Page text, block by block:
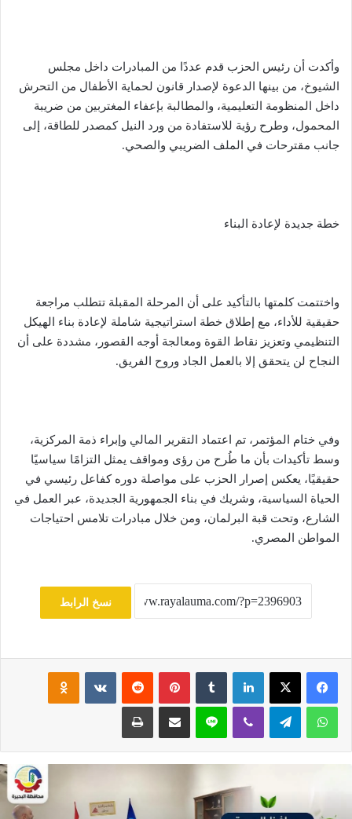
وأكدت أن رئيس الحزب قدم عددًا من المبادرات داخل مجلس
الشيوخ، من بينها الدعوة لإصدار قانون لحماية الأطفال من التحرش
داخل المنظومة التعليمية، والمطالبة بإعفاء المغتربين من ضريبة
المحمول، وطرح رؤية للاستفادة من ورد النيل كمصدر للطاقة، إلى
جانب مقترحات في الملف الضريبي والصحي.
خطة جديدة لإعادة البناء
واختتمت كلمتها بالتأكيد على أن المرحلة المقبلة تتطلب مراجعة
حقيقية للأداء، مع إطلاق خطة استراتيجية شاملة لإعادة بناء الهيكل
التنظيمي وتعزيز نقاط القوة ومعالجة أوجه القصور، مشددة على أن
النجاح لن يتحقق إلا بالعمل الجاد وروح الفريق.
وفي ختام المؤتمر، تم اعتماد التقرير المالي وإبراء ذمة المركزية،
وسط تأكيدات بأن ما طُرح من رؤى ومواقف يمثل التزامًا سياسيًا
حقيقيًا، يعكس إصرار الحزب على مواصلة دوره كفاعل رئيسي في
الحياة السياسية، وشريك في بناء الجمهورية الجديدة، عبر العمل في
الشارع، وتحت قبة البرلمان، ومن خلال مبادرات تلامس احتياجات
المواطن المصري.
نسخ الرابط
فيسبوك ‫X لينكدإن بينتيريست
واتساب تيلقرام لاين